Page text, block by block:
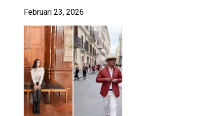
Februari 23, 2026